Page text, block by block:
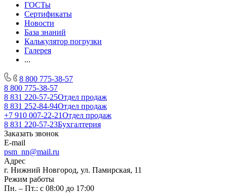
ГОСТы
Сертификаты
Новости
База знаний
Калькулятор погрузки
Галерея
...
8 800 775-38-57
8 800 775-38-57
8 831 220-57-25Отдел продаж
8 831 252-84-94Отдел продаж
+7 910 007-22-21Отдел продаж
8 831 220-57-23Бухгалтерия
Заказать звонок
E-mail
psm_nn@mail.ru
Адрес
г. Нижний Новгород, ул. Памирская, 11
Режим работы
Пн. – Пт.: с 08:00 до 17:00